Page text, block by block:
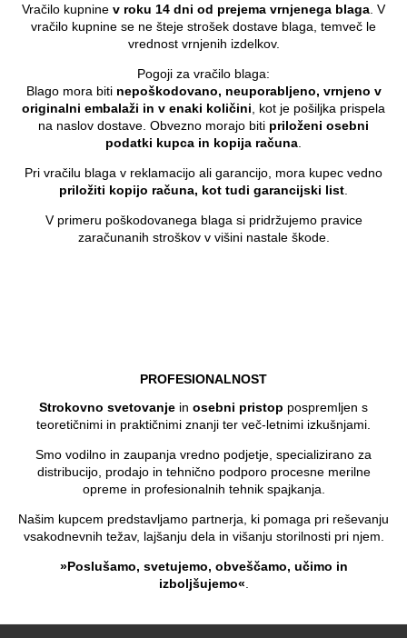
Vračilo kupnine v roku 14 dni od prejema vrnjenega blaga . V
vračilo kupnine se ne šteje strošek dostave blaga, temveč le
vrednost vrnjenih izdelkov.
Pogoji za vračilo blaga:
Blago mora biti nepoškodovano, neuporabljeno, vrnjeno v
originalni embalaži in v enaki količini , kot je pošiljka prispela
na naslov dostave. Obvezno morajo biti priloženi osebni
podatki kupca in kopija računa
Pri vračilu blaga v reklamacijo ali garancijo, mora kupec vedno
priložiti kopijo računa, kot tudi garancijski list
V primeru poškodovanega blaga si pridržujemo pravice
zaračunanih stroškov v višini nastale škode.
PROFESIONALNOST
Strokovno svetovanje in osebni pristop pospremljen s
teoretičnimi in praktičnimi znanji ter več-letnimi izkušnjami.
Smo vodilno in zaupanja vredno podjetje, specializirano za
distribucijo, prodajo in tehnično podporo procesne merilne
opreme in profesionalnih tehnik spajkanja.
Našim kupcem predstavljamo partnerja, ki pomaga pri reševanju
vsakodnevnih težav, lajšanju dela in višanju storilnosti pri njem.
»Poslušamo, svetujemo, obveščamo, učimo in
izboljšujemo«